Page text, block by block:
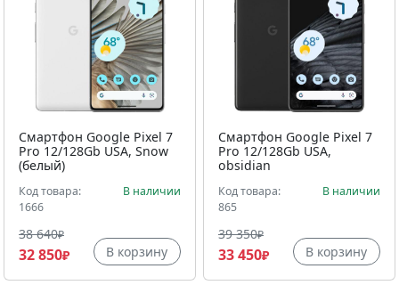
Смартфон Google Pixel 7
Pro 12/128Gb USA, Snow
(белый)
Код товара:
1666
В наличии
38 640₽
32 850₽ В корзину
Смартфон Google Pixel 7
Pro 12/128Gb USA,
obsidian
Код товара:
865
В наличии
39 350₽
33 450₽ В корзину